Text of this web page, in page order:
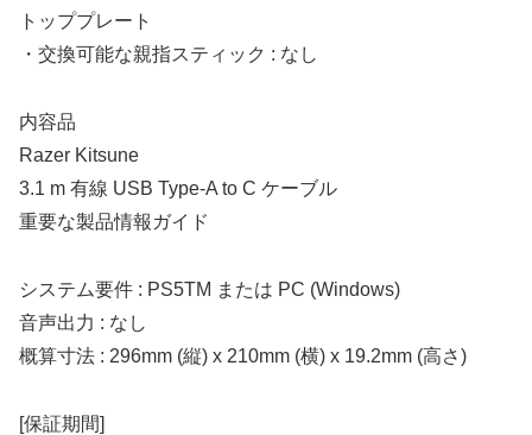
トッププレート
・交換可能な親指スティック : なし
内容品
Razer Kitsune
3.1 m 有線 USB Type-A to C ケーブル
重要な製品情報ガイド
システム要件 : PS5TM または PC (Windows)
音声出力 : なし
概算寸法 : 296mm (縦) x 210mm (横) x 19.2mm (高さ)
[保証期間]